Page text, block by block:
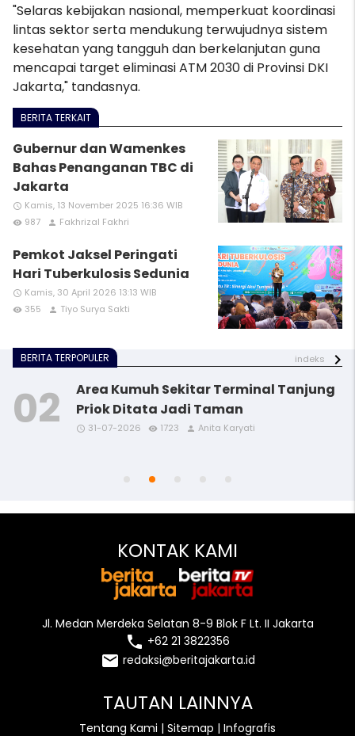
"Selaras kebijakan nasional, memperkuat koordinasi
lintas sektor serta mendukung terwujudnya sistem
kesehatan yang tangguh dan berkelanjutan guna
mencapai target eliminasi ATM 2030 di Provinsi DKI
Jakarta," tandasnya.
BERITA TERKAIT
Gubernur dan Wamenkes
Bahas Penanganan TBC di
Jakarta
access_time Kamis, 13 November 2025 16:36 WIB
remove_red_eye 987 person Fakhrizal Fakhri
Pemkot Jaksel Peringati
Hari Tuberkulosis Sedunia
access_time Kamis, 30 April 2026 13:13 WIB
remove_red_eye 355 person Tiyo Surya Sakti
BERITA TERPOPULER indeks
access_time remove_red_eye person
Area Kumuh Sekitar Terminal Tanjung
Priok Ditata Jadi Taman
access_time 31-07-2026 remove_red_eye 1723 person Anita Karyati
access_time remove_red_eye person
access_time remove_red_eye person
KONTAK KAMI
Jl. Medan Merdeka Selatan 8-9 Blok F Lt. II Jakarta
local_phone +62 21 3822356
email redaksi@beritajakarta.id
TAUTAN LAINNYA
Tentang Kami | Sitemap | Infografis